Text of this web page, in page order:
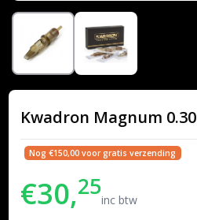
Kwadron Magnum 0.30
Nog €150,00 voor gratis verzending
€30,25inc btw